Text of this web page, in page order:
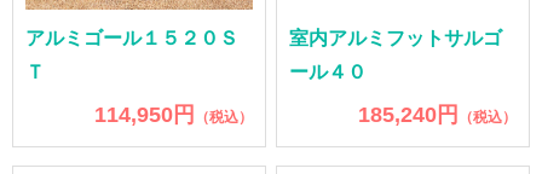
アルミゴール１５２０Ｓ
Ｔ
114,950円 （税込）
室内アルミフットサルゴ
ール４０
185,240円 （税込）